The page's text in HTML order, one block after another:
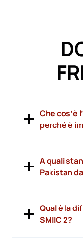
Che cos’è
perché è
A quali
Pakistan
Qual è la
SMIIC 2?